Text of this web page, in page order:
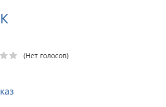
(Нет голосов)